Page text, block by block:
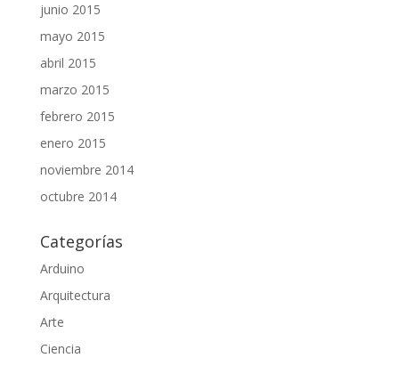
junio 2015
mayo 2015
abril 2015
marzo 2015
febrero 2015
enero 2015
noviembre 2014
octubre 2014
Categorías
Arduino
Arquitectura
Arte
Ciencia